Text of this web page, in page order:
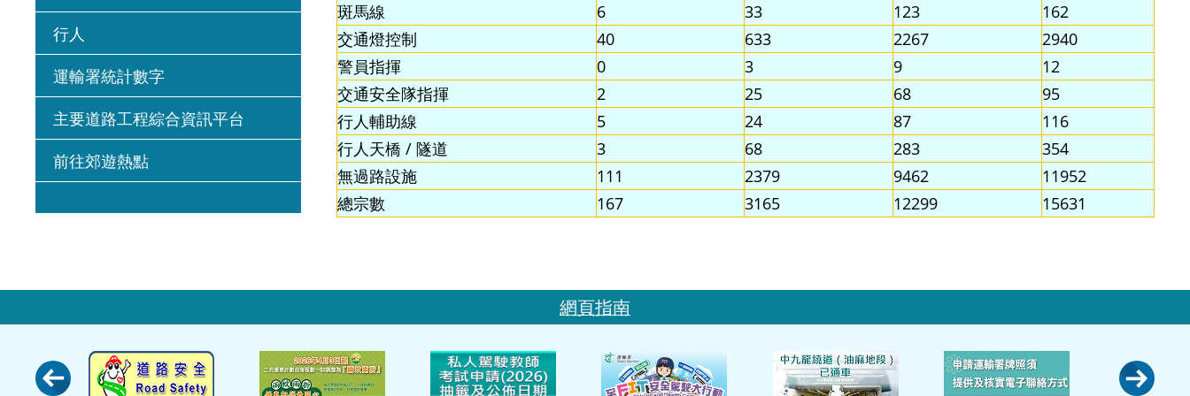
行人
運輸署統計數字
主要道路工程綜合資訊平台
前往郊遊熱點
斑馬線 6 33 123
162
交通燈控制
40 633 2267
2940
警員指揮
0 3 9
12
交通安全隊指揮
2 25 68
95
行人輔助線
5 24 87
116
行人天橋 / 隧道
3 68 283
354
無過路設施
111 2379 9462
11952
總宗數
167 3165 12299 15631
網頁指南